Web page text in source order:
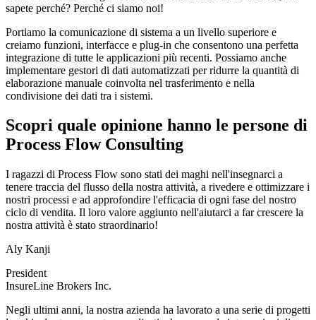
sapete perché? Perché ci siamo noi!
Portiamo la comunicazione di sistema a un livello superiore e
creiamo funzioni, interfacce e plug-in che consentono una perfetta
integrazione di tutte le applicazioni più recenti. Possiamo anche
implementare gestori di dati automatizzati per ridurre la quantità di
elaborazione manuale coinvolta nel trasferimento e nella
condivisione dei dati tra i sistemi.
Scopri quale opinione hanno le persone di
Process Flow Consulting
I ragazzi di Process Flow sono stati dei maghi nell'insegnarci a
tenere traccia del flusso della nostra attività, a rivedere e ottimizzare i
nostri processi e ad approfondire l'efficacia di ogni fase del nostro
ciclo di vendita. Il loro valore aggiunto nell'aiutarci a far crescere la
nostra attività è stato straordinario!
Aly Kanji
President
InsureLine Brokers Inc.
Negli ultimi anni, la nostra azienda ha lavorato a una serie di progetti